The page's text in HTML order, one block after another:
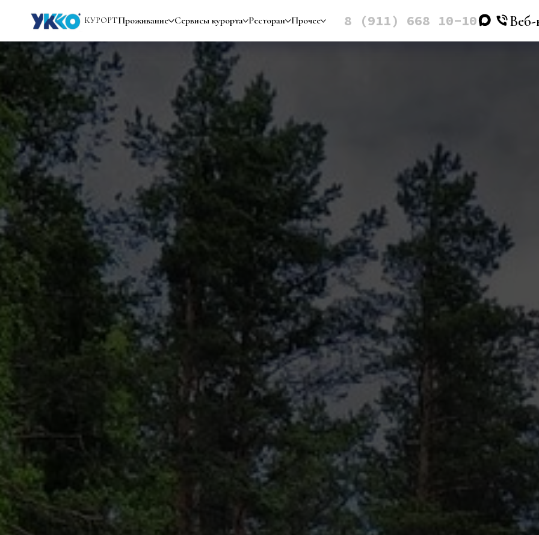
КУРОРТПроживание Сервисы курорта Ресторан Прочее 8 (911) 668 10-10